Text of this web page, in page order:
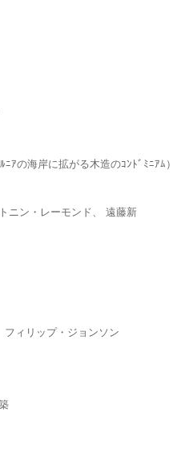
ｱの海岸に拡がる木造のｺﾝﾄﾞﾐﾆｱﾑ）
ニン・レーモンド、 遠藤新
ィリップ・ジョンソン